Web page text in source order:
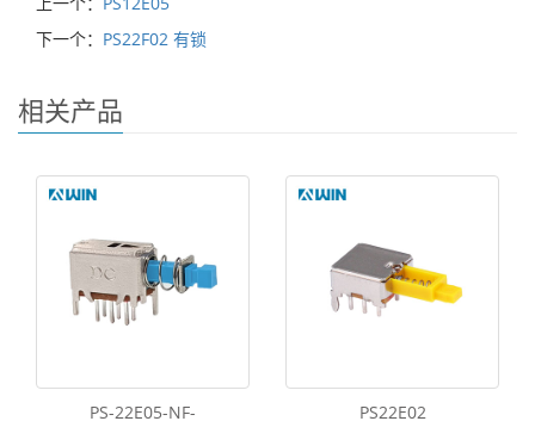
下一个： PS22F02 有锁
相关产品
PS-22E05-NF- PS22E02